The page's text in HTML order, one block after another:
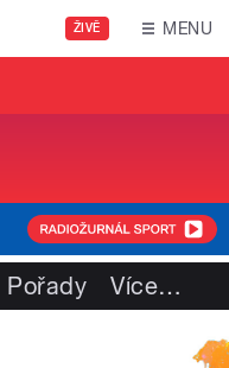
ŽIVĚ MENU
Pořady Více…